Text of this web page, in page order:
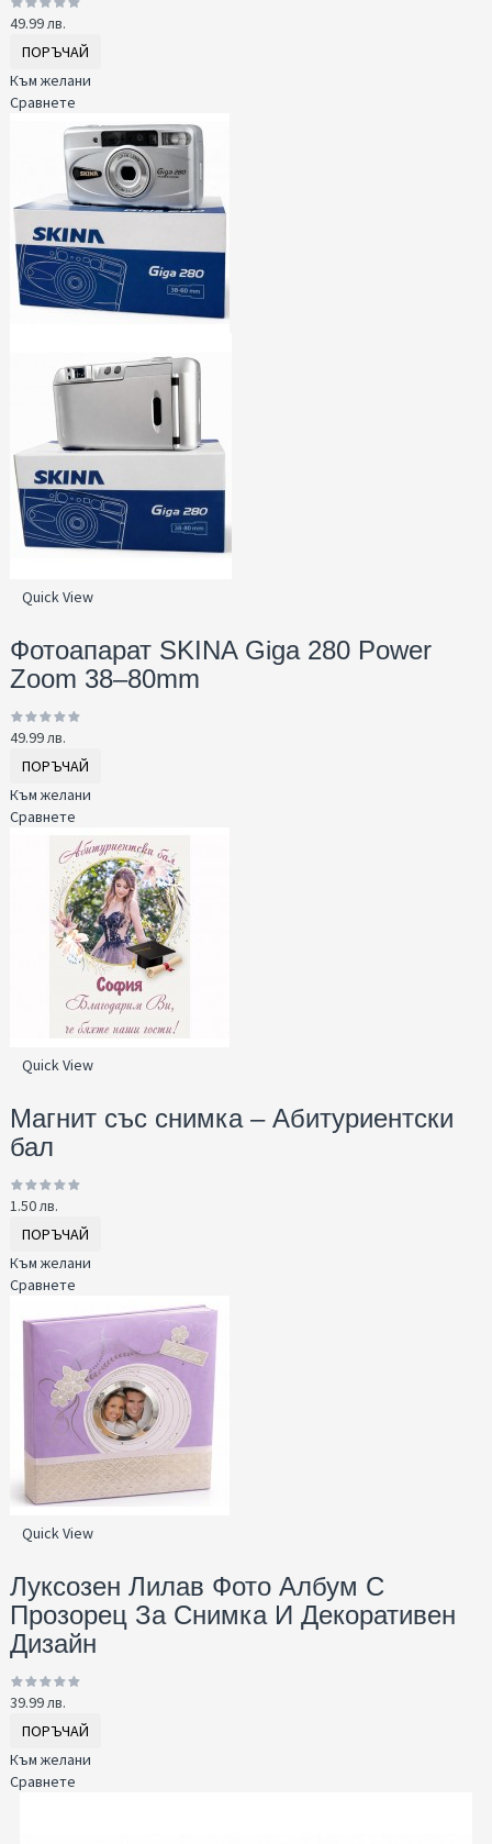
49.99 лв.
ПОРЪЧАЙ
Към желани
Сравнете
Quick View
Фотоапарат SKINA Giga 280 Power
Zoom 38–80mm
49.99 лв.
ПОРЪЧАЙ
Към желани
Сравнете
Quick View
Магнит със снимка – Абитуриентски
бал
1.50 лв.
ПОРЪЧАЙ
Към желани
Сравнете
Quick View
Луксозен Лилав Фото Албум С
Прозорец За Снимка И Декоративен
Дизайн
39.99 лв.
ПОРЪЧАЙ
Към желани
Сравнете